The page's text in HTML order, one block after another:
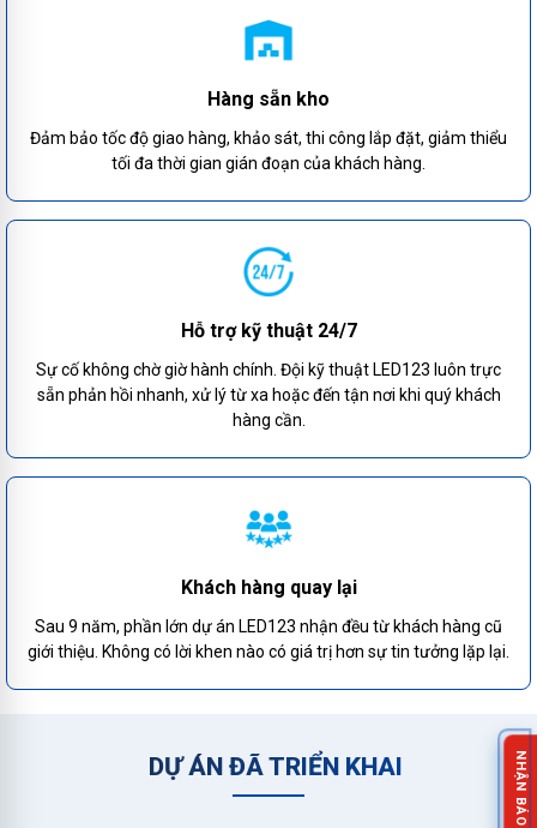
Hàng sẵn kho
Đảm bảo tốc độ giao hàng, khảo sát, thi công lắp đặt, giảm thiểu
tối đa thời gian gián đoạn của khách hàng.
Hỗ trợ kỹ thuật 24/7
Sự cố không chờ giờ hành chính. Đội kỹ thuật LED123 luôn trực
sẵn phản hồi nhanh, xử lý từ xa hoặc đến tận nơi khi quý khách
hàng cần.
Khách hàng quay lại
Sau 9 năm, phần lớn dự án LED123 nhận đều từ khách hàng cũ
giới thiệu. Không có lời khen nào có giá trị hơn sự tin tưởng lặp lại.
DỰ ÁN ĐÃ TRIỂN KHAI